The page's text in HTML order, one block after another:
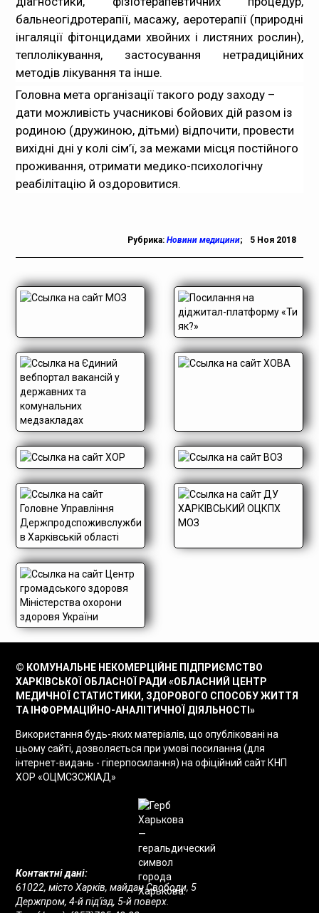
бальнеогідротерапії, масажу, аеротерапії (природні
інгаляції фітонцидами хвойних і листяних рослин),
теплолікування, застосування нетрадиційних
методів лікування та інше.
Головна мета організації такого роду заходу –
дати можливість учасникові бойових дій разом із
родиною (дружиною, дітьми) відпочити, провести
вихідні дні у колі сім’ї, за межами місця постійного
проживання, отримати медико-психологічну
реабілітацію й оздоровитися.
Рубрика: Новини медицини; 5 Ноя 2018
© КОМУНАЛЬНЕ НЕКОМЕРЦІЙНЕ ПІДПРИЄМСТВО
ХАРКІВСЬКОЇ ОБЛАСНОЇ РАДИ «ОБЛАСНИЙ ЦЕНТР
МЕДИЧНОЇ СТАТИСТИКИ, ЗДОРОВОГО СПОСОБУ ЖИТТЯ
ТА ІНФОРМАЦІЙНО-АНАЛІТИЧНОЇ ДІЯЛЬНОСТІ»
Використання будь-яких матеріалів, що опубліковані на
цьому сайті, дозволяється при умові посилання (для
інтернет-видань - гіперпосилання) на офіційний сайт КНП
ХОР «ОЦМСЗСЖІАД»
Контактні дані:
61022, місто Харків, майдан Свободи, 5
Держпром, 4-й під'їзд, 5-й поверх.